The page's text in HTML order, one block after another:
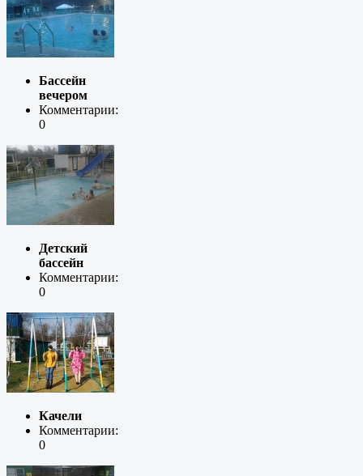
Бассейн
вечером
Комментарии:
0
Детский
бассейн
Комментарии:
0
Качели
Комментарии:
0